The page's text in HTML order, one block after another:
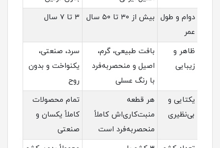
دوام و طول
عمر
بیش از ۳۰ تا ۵۰ سال ۳ تا ۷ سال
ظاهر و
زیبایی
بافت طبیعی، گرم،
اصیل و منحصربه‌فرد
با رنگ عسلی
سرد، صنعتی،
یکنواخت و بدون
روح
یکتایی و
بی‌نظیری
هر قطعه
منبت‌کاری‌اش کاملاً
منحصربه‌فرد است
تمام محصولات
کاملاً یکسان و
صنعتی